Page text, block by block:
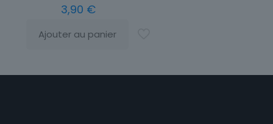
3,90 €
Ajouter au panier